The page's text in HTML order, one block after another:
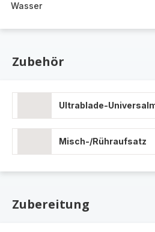
Wasser
Zubehör
Ultrablade-
Misch-/Rühraufsatz
Zubereitung